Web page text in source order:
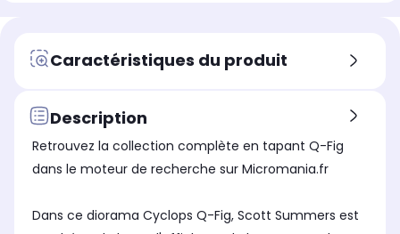
Caractéristiques du produit
Description
Retrouvez la collection complète en tapant Q-Fig
dans le moteur de recherche sur Micromania.fr
Dans ce diorama Cyclops Q-Fig, Scott Summers est